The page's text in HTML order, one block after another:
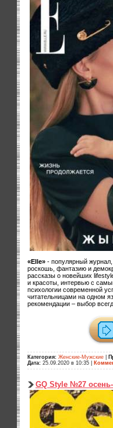
«Elle» - популярный журнал,
роскошь, фантазию и
рассказы о новейших
и красоты, интервью с
психологии современной
читательницами на одном
рекомендации – выбор
Категория: Женские-Мужские
Дата: 25.09.2020 в 10:35
GQ Style №27